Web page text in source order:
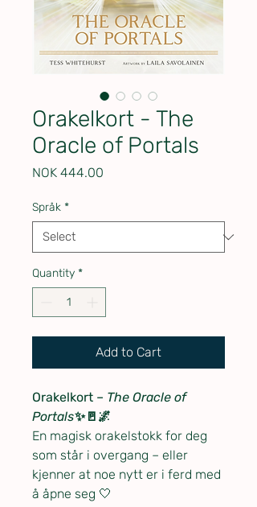
Orakelkort - The
Oracle of Portals
NOK 444.00
Språk *
Quantity *
Add to Cart
Orakelkort – The Oracle of
Portals✨🚪🌌
En magisk orakelstokk for deg
som står i overgang – eller
kjenner at noe nytt er i ferd med
å åpne seg 🤍